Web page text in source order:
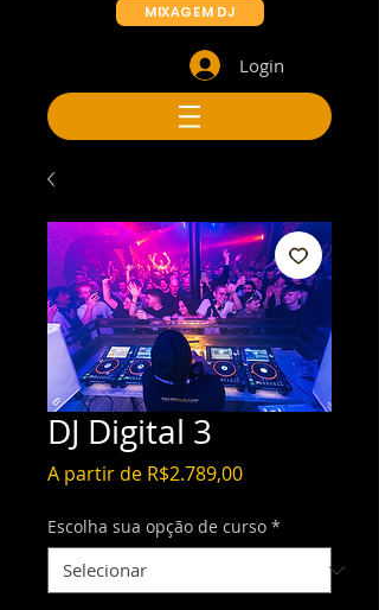
MIXAGEM DJ
Login
DJ Digital 3
A partir de R$2.789,00Preço
Escolha sua opção de curso *